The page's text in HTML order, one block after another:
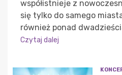
współistnieje z
się tylko do samego
również ponad
Czytaj dalej